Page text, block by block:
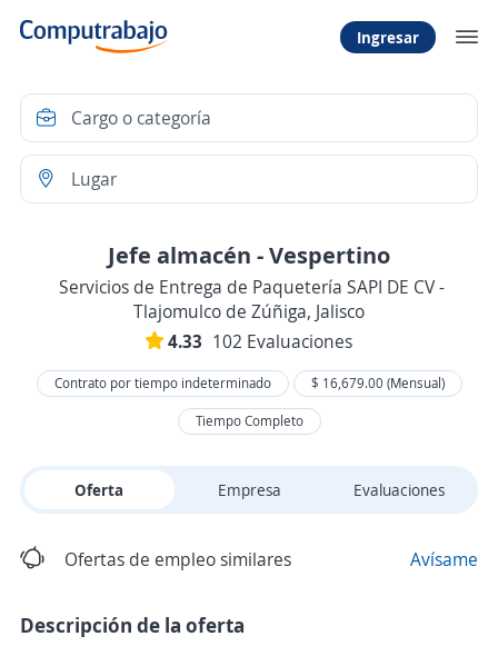
Ingresar
Jefe almacén - Vespertino
Servicios de Entrega de Paquetería SAPI DE CV -
Tlajomulco de Zúñiga, Jalisco
4.33 102 Evaluaciones
Contrato por tiempo indeterminado
$ 16,679.00 (Mensual)
Tiempo Completo
Oferta Empresa Evaluaciones
Ofertas de empleo similares Avísame
Descripción de la oferta